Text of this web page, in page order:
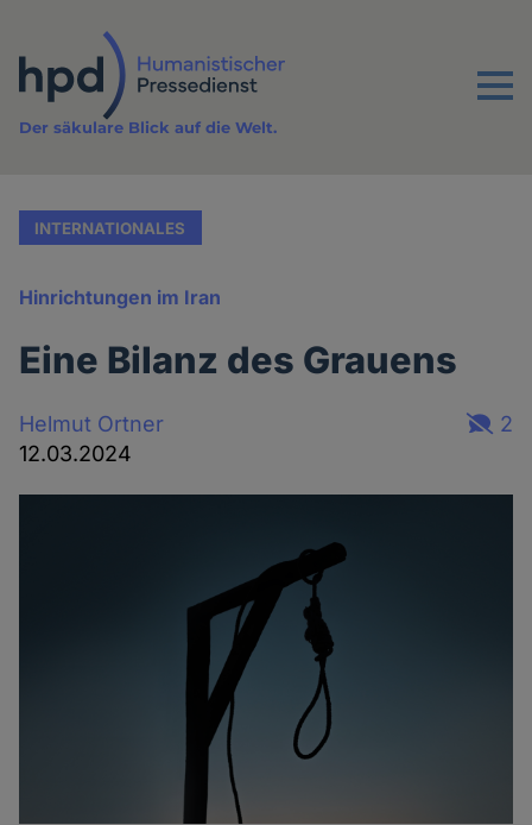
Inhalt
Menu
Der säkulare Blick auf die Welt.
INTERNATIONALES
Hinrichtungen im Iran
Eine Bilanz des Grauens
Helmut Ortner
12.03.2024
2